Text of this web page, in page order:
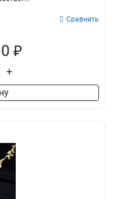
Сравнить
₽
+